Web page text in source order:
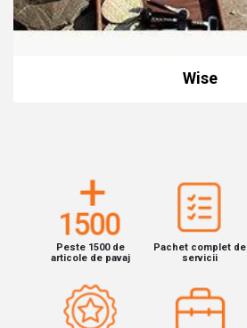
Wise
Peste 1500 de
articole de pavaj
Pachet complet de
servicii